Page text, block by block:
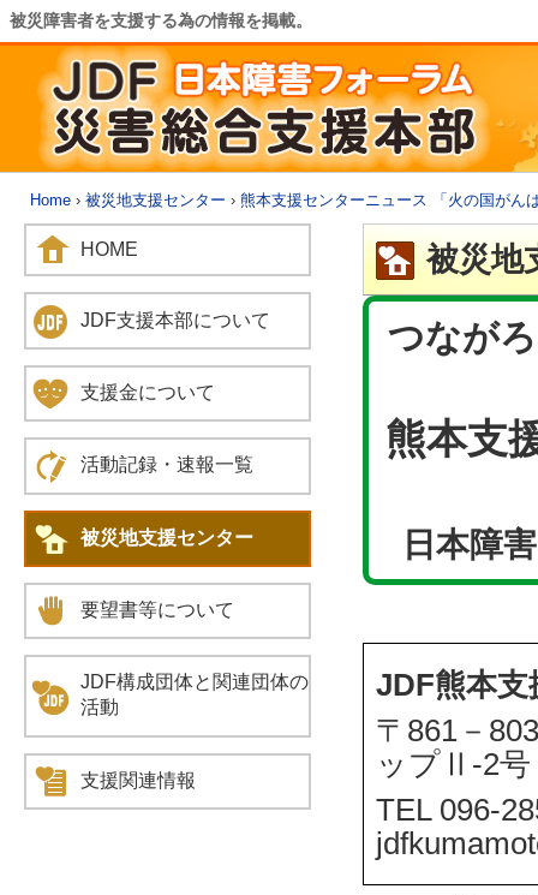
被災障害者を支援する為の情報を掲載。
Home › 被災地支援センター › 熊本支援センターニュース 「火の国がん
被災地
つなが
熊本支
日本障
JDF熊本
〒861－
ップⅡ-2号
TEL 096-
HOME
JDF支援本部について
支援金について
活動記録・速報一覧
被災地支援センター
要望書等について
JDF構成団体と関連団体の
活動
支援関連情報